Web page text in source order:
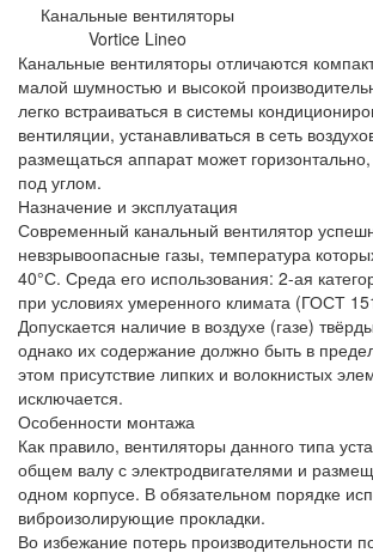
Канальные вентиляторы
Vortice Lineo
Канальные вентиляторы отличаются
малой шумностью и высокой
легко встраиваться в системы
вентиляции, устанавливаться в сеть
размещаться аппарат может
под углом.
Назначение и эксплуатация
Современный канальный вентилятор
невзрывоопасные газы, температура
40°С. Среда его использования: 2-ая
при условиях умеренного климата (ГОСТ
Допускается наличие в воздухе (газе)
однако их содержание должно быть в
этом присутствие липких и волокнистых
исключается.
Особенности монтажа
Как правило, вентиляторы данного типа
общем валу с электродвигателями и
одном корпусе. В обязательном порядке
виброизолирующие прокладки.
Во избежание потерь производительности